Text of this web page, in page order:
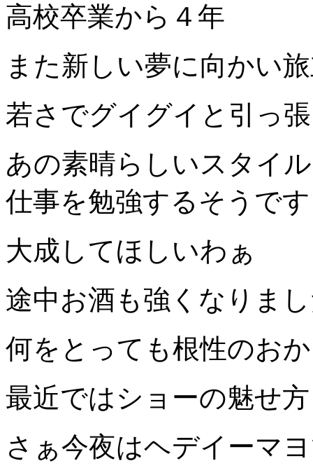
高校卒業から４年
また新しい夢に向かい
若さでグイグイと引っ
あの素晴らしいスタイ
仕事を勉強するそうです
大成してほしいわぁ
途中お酒も強くなりま
何をとっても根性のお
最近ではショーの魅せ
さぁ今夜はヘデイーマ